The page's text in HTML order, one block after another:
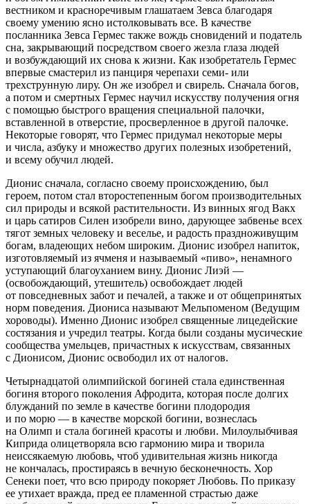
вестником и красноречивым глашатаем Зевса благодаря
своему умению ясно истолковывать все. В качестве
посланника Зевса Гермес также вождь сновидений и податель
сна, закрывающий посредством своего жезла глаза людей
и возбуждающий их снова к жизни. Как изобретатель Гермес
впервые смастерил из панциря черепахи семи- или
трехструнную лиру. Он же изобрел и свирель. Сначала богов,
а потом и смертных Гермес научил искусству получения огня
с помощью быстрого вращения специальной палочки,
вставленной в отверстие, просверленное в другой палочке.
Некоторые говорят, что Гермес придумал некоторые меры
и числа, азбуку и множество других полезных изобретений,
и всему обучил людей.
Дионис сначала, согласно своему происхождению, был
героем, потом стал второстепенным богом производительных
сил природы и всякой растительности. Из винных ягод Вакх
и царь сатиров Силен изобрели вино, дарующее забвенье всех
тягот земных человеку и веселье, и радость праздноживущим
богам, владеющих небом широким. Дионис изобрел напиток,
изготовляемый из ячменя и называемый «пиво», ненамного
уступающий благоуханием вину. Дионис Лиэй —
(освобождающий, утешитель) освобождает людей
от повседневных забот и печалей, а также и от общепринятых
норм поведения. Диониса называют Мельпоменом (Ведущим
хороводы). Именно Дионис изобрел священные лицедейские
состязания и учредил театры. Когда были созданы мусические
сообщества умельцев, причастных к искусствам, связанных
с Дионисом, Дионис освободил их от налогов.
Четырнадцатой олимпийской богиней стала единственная
богиня второго поколения Афродита, которая после долгих
блужданий по земле в качестве богини плодородия
и по морю — в качестве морской богини, вознеслась
на Олимп и стала богиней красоты и любви. Милоулыбчивая
Киприда олицетворяла всю гармонию мира и творила
неиссякаемую любовь, чтоб удивительная жизнь никогда
не кончалась, простираясь в вечную бесконечность. Хор
Сенеки поет, что всю природу покоряет Любовь. По приказу
ее утихает вражда, пред ее пламенной страстью даже